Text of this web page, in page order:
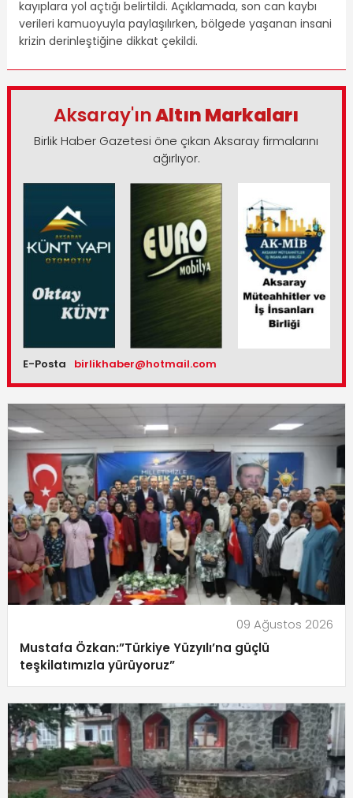
kayıplara yol açtığı belirtildi. Açıklamada, son can kaybı
verileri kamuoyuyla paylaşılırken, bölgede yaşanan insani
krizin derinleştiğine dikkat çekildi.
Aksaray'ınAltın Markaları
Birlik Haber Gazetesi öne çıkan Aksaray firmalarını
ağırlıyor.
E-Posta birlikhaber@hotmail.com
09 Ağustos 2026
Mustafa Özkan:”Türkiye Yüzyılı’na güçlü
teşkilatımızla yürüyoruz”